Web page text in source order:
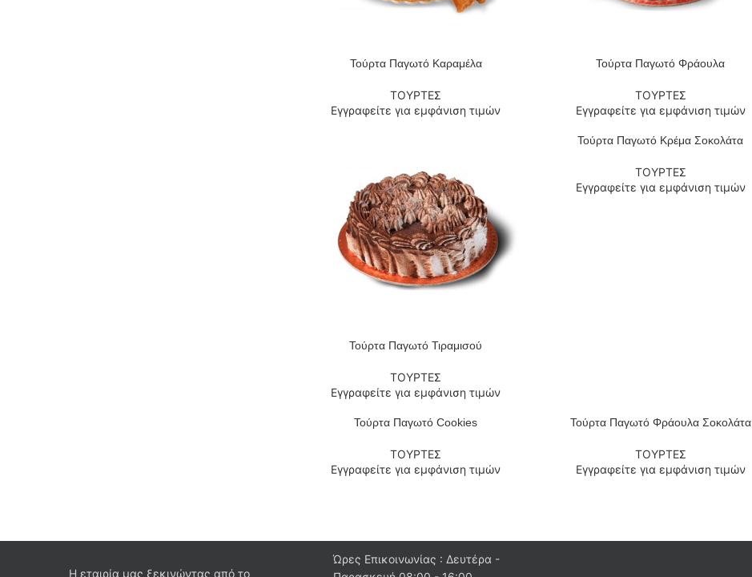
ΔΙΑΒΆΣΤΕ ΠΕΡΙΣΣΌΤΕΡΑ
Τούρτα Παγωτό Καραμέλα
ΤΟΥΡΤΕΣ
Εγγραφείτε για εμφάνιση τιμών
ΔΙΑΒΆΣΤΕ ΠΕΡΙΣΣΌΤΕΡΑ
Τούρτα Παγωτό Φράουλα
ΤΟΥΡΤΕΣ
Εγγραφείτε για εμφάνιση τιμών
ΔΙΑΒΆΣΤΕ ΠΕΡΙΣΣΌΤΕΡΑ
Τούρτα Παγωτό Τιραμισού
ΤΟΥΡΤΕΣ
Εγγραφείτε για εμφάνιση τιμών
ΔΙΑΒΆΣΤΕ ΠΕΡΙΣΣΌΤΕΡΑ
Τούρτα Παγωτό Κρέμα Σοκολάτα
ΤΟΥΡΤΕΣ
Εγγραφείτε για εμφάνιση τιμών
ΔΙΑΒΆΣΤΕ ΠΕΡΙΣΣΌΤΕΡΑ
Τούρτα Παγωτό Cookies
ΤΟΥΡΤΕΣ
Εγγραφείτε για εμφάνιση τιμών
ΔΙΑΒΆΣΤΕ ΠΕΡΙΣΣΌΤΕΡΑ
Τούρτα Παγωτό Φράουλα Σοκολάτα
ΤΟΥΡΤΕΣ
Εγγραφείτε για εμφάνιση τιμών
Η εταιρία μας ξεκινώντας από το
Ώρες Επικοινωνίας : Δευτέρα -